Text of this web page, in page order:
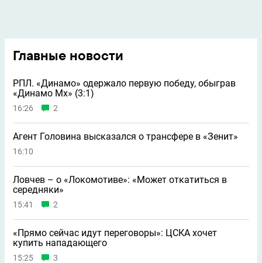
Главные новости
РПЛ. «Динамо» одержало первую победу, обыграв
«Динамо Мх» (3:1)
16:26 2
Агент Головина высказался о трансфере в «Зенит»
16:10
Ловчев – о «Локомотиве»: «Может откатиться в
середняки»
15:41 2
«Прямо сейчас идут переговоры»: ЦСКА хочет
купить нападающего
15:25 3